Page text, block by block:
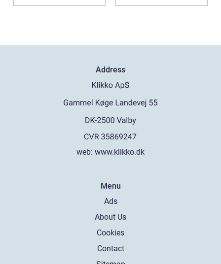
Address
web: www.klikko.dk
Menu
Ads
About Us
Cookies
Contact